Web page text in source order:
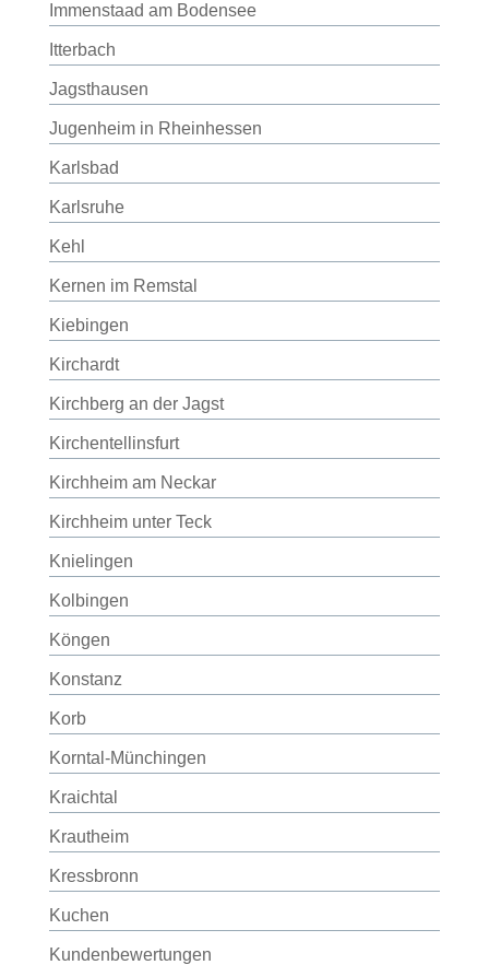
Immenstaad am Bodensee
Itterbach
Jagsthausen
Jugenheim in Rheinhessen
Karlsbad
Karlsruhe
Kehl
Kernen im Remstal
Kiebingen
Kirchardt
Kirchberg an der Jagst
Kirchentellinsfurt
Kirchheim am Neckar
Kirchheim unter Teck
Knielingen
Kolbingen
Köngen
Konstanz
Korb
Korntal-Münchingen
Kraichtal
Krautheim
Kressbronn
Kuchen
Kundenbewertungen